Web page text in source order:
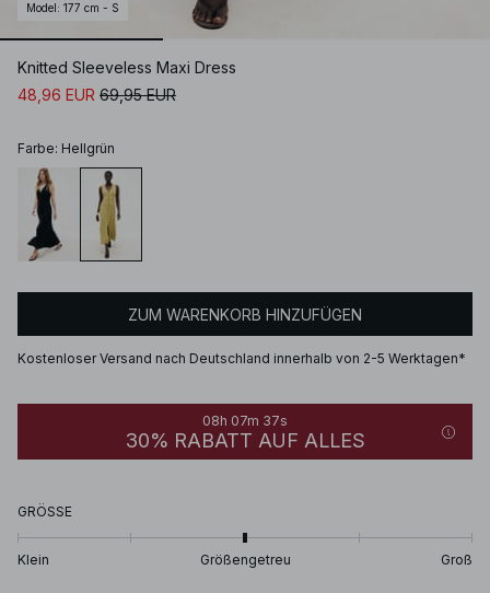
Model : 177 cm - S
Knitted Sleeveless Maxi Dress
48,96 EUR 69,95 EUR
Farbe: Hellgrün
ZUM WARENKORB HINZUFÜGEN
Kostenloser Versand nach Deutschland innerhalb von 2-5 Werktagen*
08h 07m 37s
30% RABATT AUF ALLES
GRÖSSE
Klein Größengetreu Groß